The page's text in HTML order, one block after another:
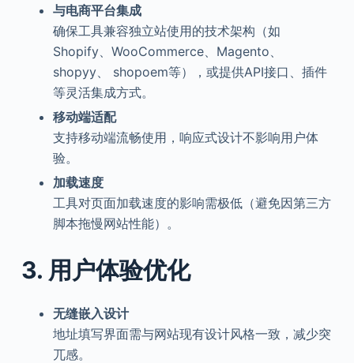
与电商平台集成
确保工具兼容独立站使用的技术架构（如
Shopify、WooCommerce、Magento、
shopyy、 shopoem等），或提供API接口、插件
等灵活集成方式。
移动端适配
支持移动端流畅使用，响应式设计不影响用户体
验。
加载速度
工具对页面加载速度的影响需极低（避免因第三方
脚本拖慢网站性能）。
3. 用户体验优化
无缝嵌入设计
地址填写界面需与网站现有设计风格一致，减少突
兀感。